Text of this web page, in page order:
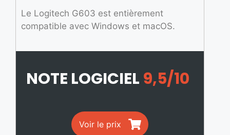
Le Logitech G603 est entièrement
compatible avec Windows et macOS.
NOTE LOGICIEL 9,5/10
Voir le prix